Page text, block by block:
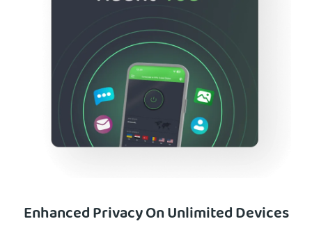
Enhanced Privacy On Unlimited Devices